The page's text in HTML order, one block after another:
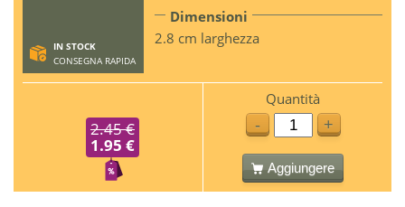
IN STOCK
CONSEGNA RAPIDA
Dimensioni
2.8 cm larghezza
2.45 €
1.95 €
Quantità
-
+
Aggiungere